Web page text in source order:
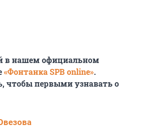
в нашем официальном
«Фонтанка SPB online».
чтобы первыми узнавать о